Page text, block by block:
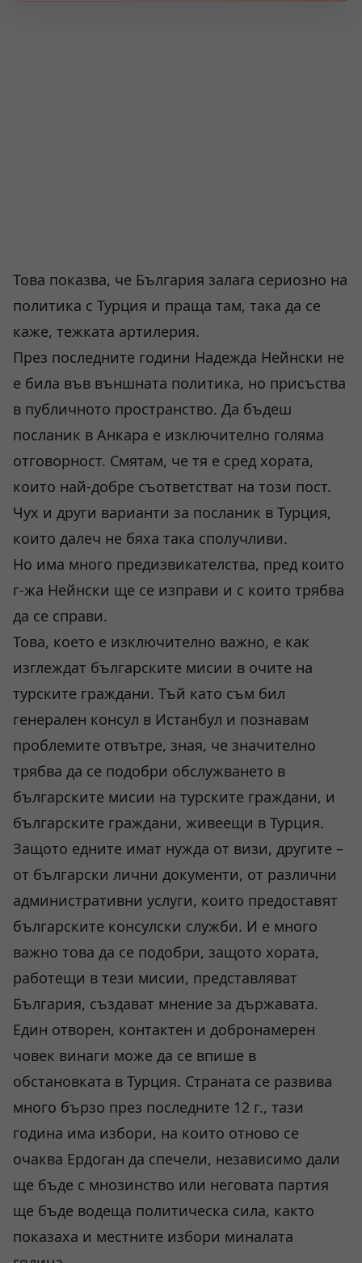
Това показва, че България залага сериозно на
политика с Турция и праща там, така да се
каже, тежката артилерия.
През последните години Надежда Нейнски не
е била във външната политика, но присъства
в публичното пространство. Да бъдеш
посланик в Анкара е изключително голяма
отговорност. Смятам, че тя е сред хората,
които най-добре съответстват на този пост.
Чух и други варианти за посланик в Турция,
които далеч не бяха така сполучливи.
Но има много предизвикателства, пред които
г-жа Нейнски ще се изправи и с които трябва
да се справи.
Това, което е изключително важно, е как
изглеждат българските мисии в очите на
турските граждани. Тъй като съм бил
генерален консул в Истанбул и познавам
проблемите отвътре, зная, че значително
трябва да се подобри обслужването в
българските мисии на турските граждани, и
българските граждани, живеещи в Турция.
Защото едните имат нужда от визи, другите –
от български лични документи, от различни
административни услуги, които предоставят
българските консулски служби. И е много
важно това да се подобри, защото хората,
работещи в тези мисии, представляват
България, създават мнение за държавата.
Един отворен, контактен и добронамерен
човек винаги може да се впише в
обстановката в Турция. Страната се развива
много бързо през последните 12 г., тази
година има избори, на които отново се
очаква Ердоган да спечели, независимо дали
ще бъде с мнозинство или неговата партия
ще бъде водеща политическа сила, както
показаха и местните избори миналата